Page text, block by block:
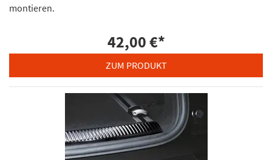
montieren.
42,00 €*
ZUM PRODUKT